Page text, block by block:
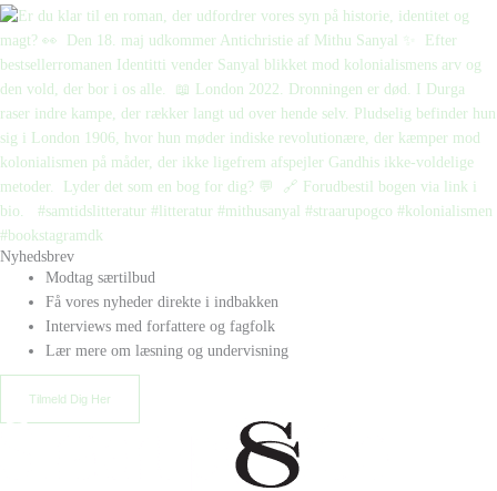
Nyhedsbrev
Modtag særtilbud
Få vores nyheder direkte i indbakken
Interviews med forfattere og fagfolk
Lær mere om læsning og undervisning
Tilmeld Dig Her